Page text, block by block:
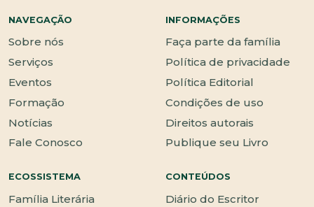
NAVEGAÇÃO
Sobre nós
Serviços
Eventos
Formação
Notícias
Fale Conosco
INFORMAÇÕES
Faça parte da família
Política de privacidade
Política Editorial
Condições de uso
Direitos autorais
Publique seu Livro
ECOSSISTEMA
Família Literária
CONTEÚDOS
Diário do Escritor